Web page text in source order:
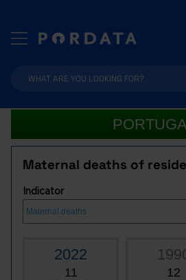
Maternal deaths of
Indicator
2022
11 12